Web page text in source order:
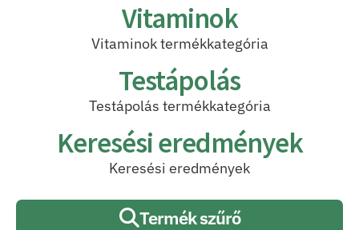
Vitaminok
Vitaminok termékkategória
Testápolás
Testápolás termékkategória
Keresési eredmények
Keresési eredmények
Termék szűrő